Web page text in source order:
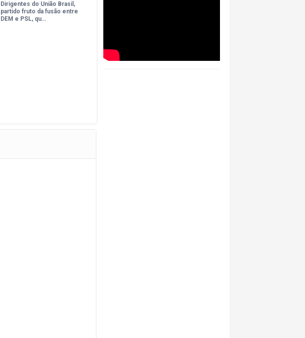
Dirigentes do União Brasil,
partido fruto da fusão entre
DEM e PSL, qu…